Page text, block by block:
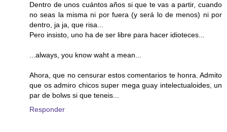
Dentro de unos cuántos años si que te vas a partir, cuando
no seas la misma ni por fuera (y será lo de menos) ni por
dentro, ja ja, que risa...
Pero insisto, uno ha de ser libre para hacer idioteces...
...always, you know waht a mean...
Ahora, que no censurar estos comentarios te honra. Admito
que os admiro chicos super mega guay intelectualoides, un
par de bolws si que teneis...
Responder